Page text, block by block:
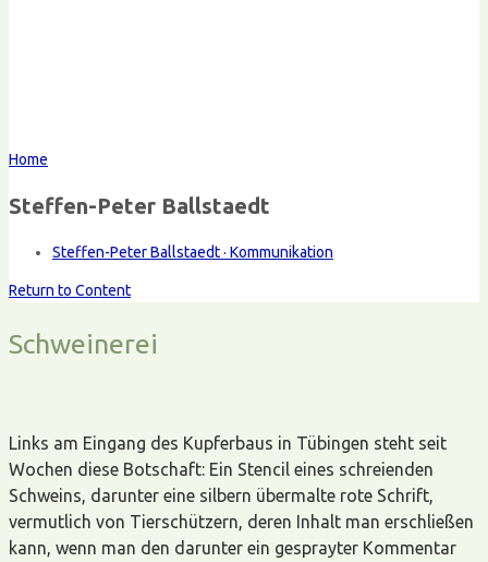
Home
Steffen-Peter Ballstaedt
Steffen-Peter Ballstaedt · Kommunikation
Return to Content
Schweinerei
Links am Eingang des Kupferbaus in Tübingen steht seit
Wochen diese Botschaft: Ein Stencil eines schreienden
Schweins, darunter eine silbern übermalte rote Schrift,
vermutlich von Tierschützern, deren Inhalt man erschließen
kann, wenn man den darunter ein gesprayter Kommentar